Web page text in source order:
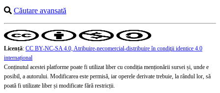
Căutare avansată
Licență: CC BY-NC-SA 4.0, Atribuire-necomercial-distribuire în condiţii identice 4.0
internațional
Conținutul acestei platforme poate fi utilizat liber cu condiția menționării sursei și, unde e
posibil, a autorului. Modificarea este permisă, iar operele derivate trebuie, la rândul lor, să
poată fi utilizate liber și modificate fără restricții.